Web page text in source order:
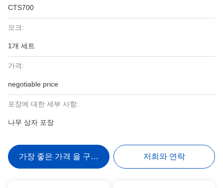
CTS700
모크:
1개 세트
가격:
negotiable price
포장에 대한 세부 사항:
나무 상자 포장
가장 좋은 가격 을 구하라 저희와 연락